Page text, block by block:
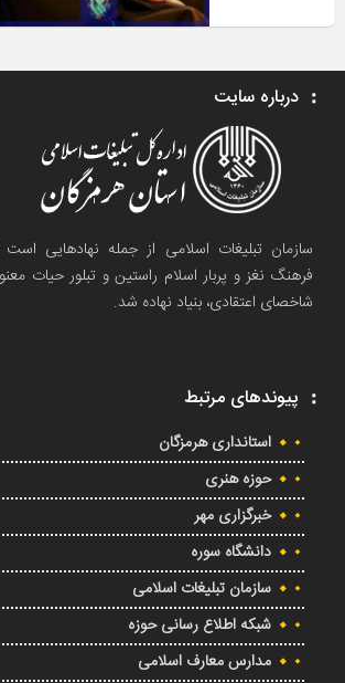
درباره سایت
سازمان تبلیغات اسلامی از جمله نهادهایی
فرهنگ نغز و پربار اسلام راستین و تبلور حیات
شاخصای اعتقادی، بنیاد نهاده شد.
پیوندهای مرتبط
استانداری هرمزگان
حوزه هنری
خبرگزاری مهر
دانشگاه سوره
سازمان تبلیغات اسلامی
شبکه اطلاع رسانی حوزه
مدارس معارف اسلامی